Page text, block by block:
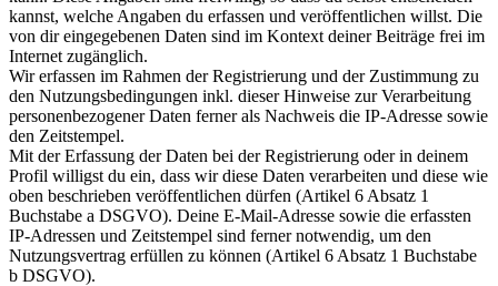
kannst, welche Angaben du erfassen und veröffentlichen willst. Die
von dir eingegebenen Daten sind im Kontext deiner Beiträge frei im
Internet zugänglich.
Wir erfassen im Rahmen der Registrierung und der Zustimmung zu
den Nutzungsbedingungen inkl. dieser Hinweise zur Verarbeitung
personenbezogener Daten ferner als Nachweis die IP-Adresse sowie
den Zeitstempel.
Mit der Erfassung der Daten bei der Registrierung oder in deinem
Profil willigst du ein, dass wir diese Daten verarbeiten und diese wie
oben beschrieben veröffentlichen dürfen (Artikel 6 Absatz 1
Buchstabe a DSGVO). Deine E-Mail-Adresse sowie die erfassten
IP-Adressen und Zeitstempel sind ferner notwendig, um den
Nutzungsvertrag erfüllen zu können (Artikel 6 Absatz 1 Buchstabe
b DSGVO).